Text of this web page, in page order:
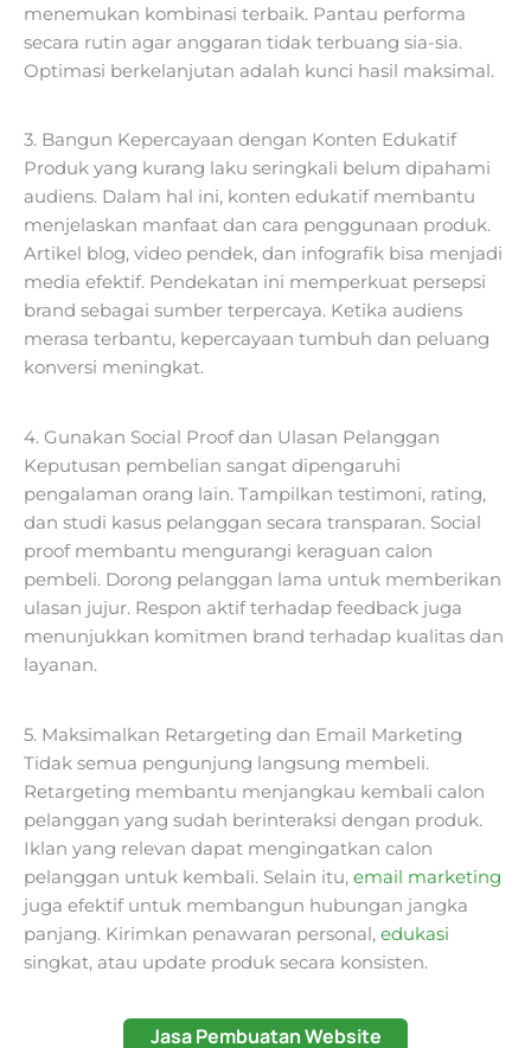
menemukan kombinasi terbaik. Pantau performa
secara rutin agar anggaran tidak terbuang sia-sia.
Optimasi berkelanjutan adalah kunci hasil maksimal.
3. Bangun Kepercayaan dengan Konten Edukatif
Produk yang kurang laku seringkali belum dipahami
audiens. Dalam hal ini, konten edukatif membantu
menjelaskan manfaat dan cara penggunaan produk.
Artikel blog, video pendek, dan infografik bisa menjadi
media efektif. Pendekatan ini memperkuat persepsi
brand sebagai sumber terpercaya. Ketika audiens
merasa terbantu, kepercayaan tumbuh dan peluang
konversi meningkat.
4. Gunakan Social Proof dan Ulasan Pelanggan
Keputusan pembelian sangat dipengaruhi
pengalaman orang lain. Tampilkan testimoni, rating,
dan studi kasus pelanggan secara transparan. Social
proof membantu mengurangi keraguan calon
pembeli. Dorong pelanggan lama untuk memberikan
ulasan jujur. Respon aktif terhadap feedback juga
menunjukkan komitmen brand terhadap kualitas dan
layanan.
5. Maksimalkan Retargeting dan Email Marketing
Tidak semua pengunjung langsung membeli.
Retargeting membantu menjangkau kembali calon
pelanggan yang sudah berinteraksi dengan produk.
Iklan yang relevan dapat mengingatkan calon
pelanggan untuk kembali. Selain itu, email marketing
juga efektif untuk membangun hubungan jangka
panjang. Kirimkan penawaran personal, edukasi
singkat, atau update produk secara konsisten.
Jasa Pembuatan Website